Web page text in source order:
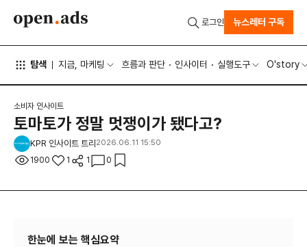
탐색 지금, 마케팅 흐름과 판단 인사이터 실행도구 O'story
로그인 뉴스레터 구독
소비자 인사이트
토마토가 정말 멋쟁이가 됐다고?
KPR 인사이트 트리 2026.06.11 15:50
1900 1 1 0
한눈에 보는 핵심요약